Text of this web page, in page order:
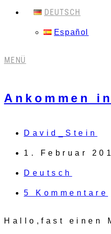
DEUTSCH
Español
MENÜ
Ankommen
David_Stein
1. Februar
Deutsch
5 Kommentare
Hallo,fast einen